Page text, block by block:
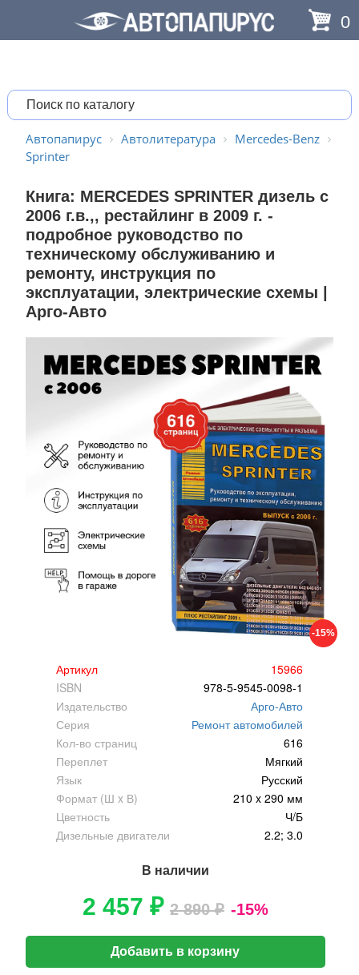
0
Автопапирус Автолитература
Mercedes-Benz
Sprinter
Книга: MERCEDES SPRINTER дизель с
2006 г.в.,, рестайлинг в 2009 г. -
подробное руководство по
техническому обслуживанию и
ремонту, инструкция по
эксплуатации, электрические схемы |
Арго-Авто
-15%
Артикул
15966
ISBN
978-5-9545-0098-1
Издательство
Арго-Авто
Серия
Ремонт автомобилей
Кол-во страниц
616
Переплет
Мягкий
Язык
Русский
Формат (Ш x В)
210 x 290 мм
Цветность
Ч/Б
Дизельные двигатели
2.2; 3.0
В наличии
2 457 ₽ 2 890 ₽ -15%
Добавить в корзину